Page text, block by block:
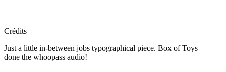
Crédits
Just a little in-between jobs typographical piece. Box of Toys
done the whoopass audio!